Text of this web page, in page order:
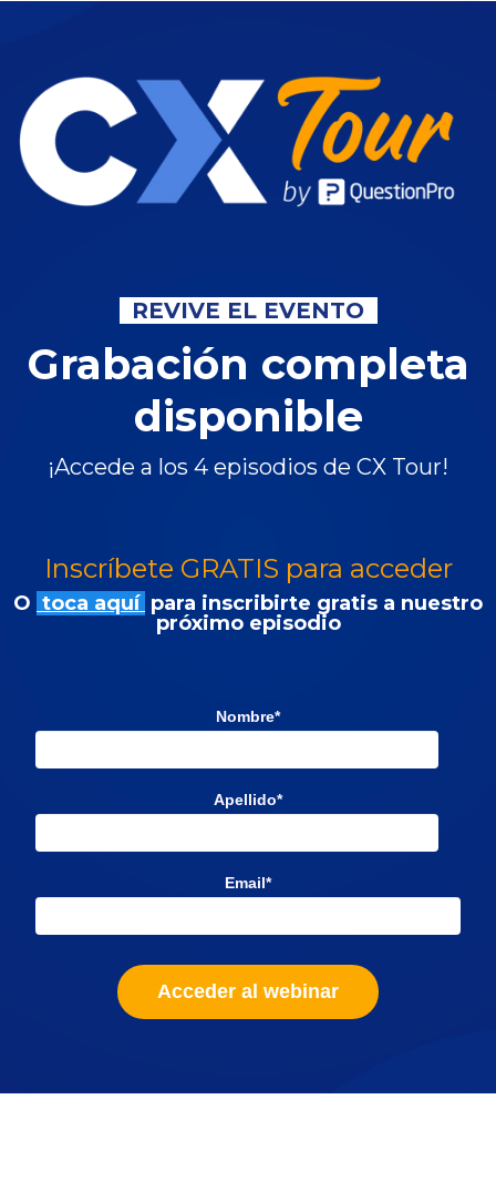
REVIVE EL EVENTO
Grabación completa
disponible
¡Accede a los 4 episodios de CX Tour!
Inscríbete GRATIS para acceder
O toca aquí para inscribirte gratis a nuestro
próximo episodio
Nombre*
Apellido*
Email*